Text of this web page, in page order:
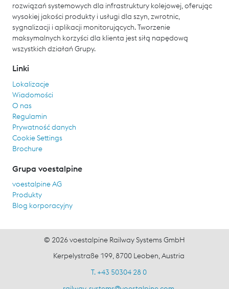
rozwiązań systemowych dla infrastruktury kolejowej, oferując
wysokiej jakości produkty i usługi dla szyn, zwrotnic,
sygnalizacji i aplikacji monitorujących. Tworzenie
maksymalnych korzyści dla klienta jest siłą napędową
wszystkich działań Grupy.
Linki
Lokalizacje
Wiadomości
O nas
Regulamin
Prywatność danych
Cookie Settings
Brochure
Grupa voestalpine
voestalpine AG
Produkty
Blog korporacyjny
© 2026 voestalpine Railway Systems GmbH
Kerpelystraße 199, 8700 Leoben, Austria
T. +43 50304 28 0